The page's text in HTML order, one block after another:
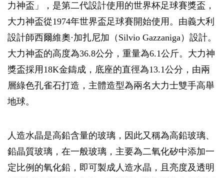
力神盃」，是第二代設計使用的世界杯足球賽獎盃，
大力神盃從1974年世界盃足球賽開始使用。由義大利
設計師西爾維奧·加扎尼加（Silvio Gazzaniga）設計。
大力神盃的高度為36.8公分，重量為6.1公斤。大力神
獎盃採用18K金鑄成，底座的直徑為13.1公分，由兩
層綠色孔雀石打造，主體造型為兩名大力士雙手高舉
地球。
人造水晶是高鉛含量的玻璃，因此又稱為高鉛玻璃、
鉛晶質玻璃，在一般玻璃，主要為二氧化矽中添加一
定比例的氧化鉛，即可製成人造水晶，且亮度及透明